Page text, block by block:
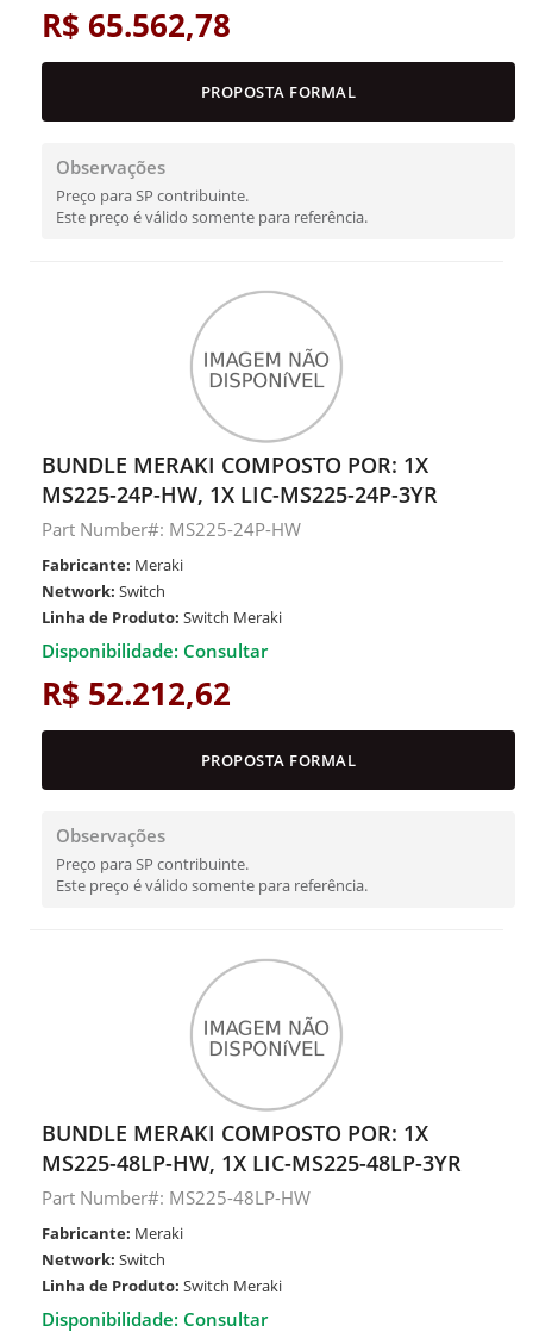
R$ 65.562,78
PROPOSTA FORMAL
Observações
Preço para SP contribuinte.
Este preço é válido somente para referência.
BUNDLE MERAKI COMPOSTO POR: 1X
MS225-24P-HW, 1X LIC-MS225-24P-3YR
Part Number#: MS225-24P-HW
Fabricante: Meraki
Network: Switch
Linha de Produto: Switch Meraki
Disponibilidade: Consultar
R$ 52.212,62
PROPOSTA FORMAL
Observações
Preço para SP contribuinte.
Este preço é válido somente para referência.
BUNDLE MERAKI COMPOSTO POR: 1X
MS225-48LP-HW, 1X LIC-MS225-48LP-3YR
Part Number#: MS225-48LP-HW
Fabricante: Meraki
Network: Switch
Linha de Produto: Switch Meraki
Disponibilidade: Consultar